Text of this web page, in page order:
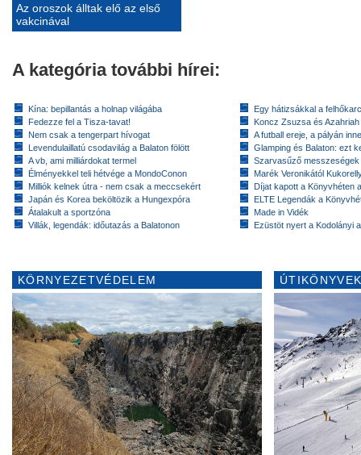
Az oroszok álltak elő az első
vakcinával
A kategória további hírei:
Kína: bepillantás a holnap világába
Fedezze fel a Tisza-tavat!
Nem csak a tengerpart hívogat
Levendulaillatú csodavilág a Balaton fölött
A vb, ami milliárdokat termel
Élményekkel teli hétvége a MondoConon
Milliók kelnek útra - nem csak a meccsekért
Japán és Korea beköltözik a Hungexpóra
Átalakult a sportzóna
Villák, legendák: időutazás a Balatonon
Egy hátizsákkal a
Koncz Zsuzsa és
A futball ereje, a pályán
Glamping és Balaton: ezt
Szarvasűző messzeségek
Marék Veronikától
Díjat kapott a Könyvhéten
ELTE Legendák a
Made in Vidék
Ezüstöt nyert a Kodolányi
KÖRNYEZETVÉDELEM